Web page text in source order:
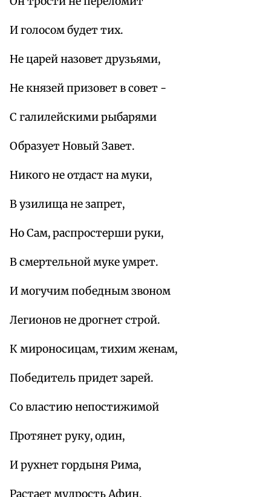
И голосом будет тих.
Не царей назовет друзьями,
Не князей призовет в совет -
С галилейскими рыбарями
Образует Новый Завет.
Никого не отдаст на муки,
В узилища не запрет,
Но Сам, распростерши руки,
В смертельной муке умрет.
И могучим победным звоном
Легионов не дрогнет строй.
К мироносицам, тихим женам,
Победитель придет зарей.
Со властию непостижимой
Протянет руку, один,
И рухнет гордыня Рима,
Растает мудрость Афин.